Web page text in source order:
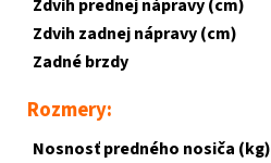
Zdvih prednej nápravy (cm)
Zdvih zadnej nápravy (cm)
Zadné brzdy
Rozmery:
Nosnosť predného nosiča (kg)